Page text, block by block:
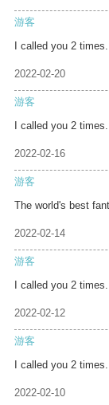
游客
I called you 2
2022-02-20
游客
I called you 2
2022-02-16
游客
The world's best
2022-02-14
游客
I called you 2
2022-02-12
游客
I called you 2
2022-02-10